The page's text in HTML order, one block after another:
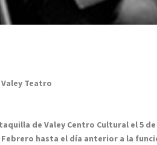
Valey Teatro
de Valey Centro Cultural el 5
hasta el día anterior a la